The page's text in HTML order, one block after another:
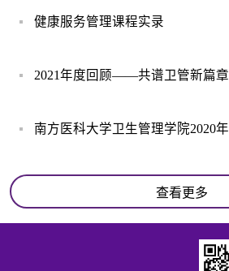
健康服务管理课程实录
2021年度回顾——共谱卫管新篇章
查看更多